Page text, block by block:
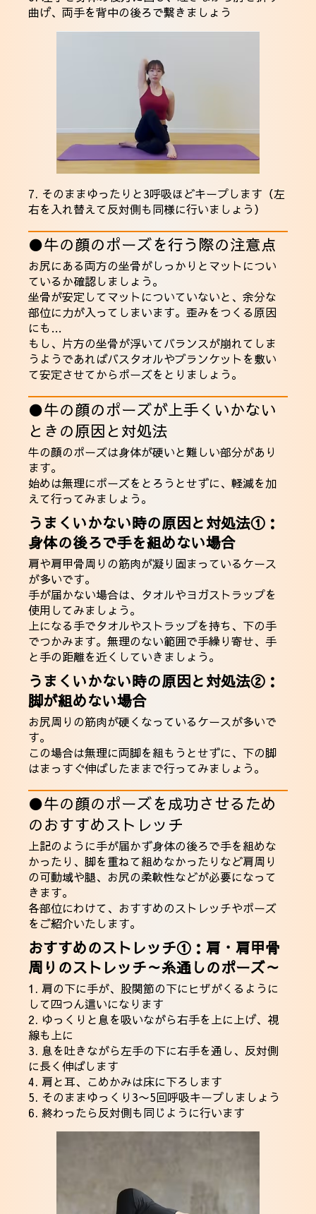
曲げ、両手を背中の後ろで繋きましょう
7. そのままゆったりと3呼吸ほどキープします（左
右を入れ替えて反対側も同様に行いましょう）
●牛の顔のポーズを行う際の注意点
お尻にある両方の坐骨がしっかりとマットについ
ているか確認しましょう。
坐骨が安定してマットについていないと、余分な
部位に力が入ってしまいます。歪みをつくる原因
にも…
もし、片方の坐骨が浮いてバランスが崩れてしま
うようであればバスタオルやブランケットを敷い
て安定させてからポーズをとりましょう。
●牛の顔のポーズが上手くいかない
ときの原因と対処法
牛の顔のポーズは身体が硬いと難しい部分があり
ます。
始めは無理にポーズをとろうとせずに、軽減を加
えて行ってみましょう。
うまくいかない時の原因と対処法①：
身体の後ろで手を組めない場合
肩や肩甲骨周りの筋肉が凝り固まっているケース
が多いです。
手が届かない場合は、タオルやヨガストラップを
使用してみましょう。
上になる手でタオルやストラップを持ち、下の手
でつかみます。無理のない範囲で手繰り寄せ、手
と手の距離を近くしていきましょう。
うまくいかない時の原因と対処法②：
脚が組めない場合
お尻周りの筋肉が硬くなっているケースが多いで
す。
この場合は無理に両脚を組もうとせずに、下の脚
はまっすぐ伸ばしたままで行ってみましょう。
●牛の顔のポーズを成功させるため
のおすすめストレッチ
上記のように手が届かず身体の後ろで手を組めな
かったり、脚を重ねて組めなかったりなど肩周り
の可動域や腿、お尻の柔軟性などが必要になって
きます。
各部位にわけて、おすすめのストレッチやポーズ
をご紹介いたします。
おすすめのストレッチ①：肩・肩甲骨
周りのストレッチ～糸通しのポーズ～
1. 肩の下に手が、股関節の下にヒザがくるように
して四つん這いになります
2. ゆっくりと息を吸いながら右手を上に上げ、視
線も上に
3. 息を吐きながら左手の下に右手を通し、反対側
に長く伸ばします
4. 肩と耳、こめかみは床に下ろします
5. そのままゆっくり3〜5回呼吸キープしましょう
6. 終わったら反対側も同じように行います